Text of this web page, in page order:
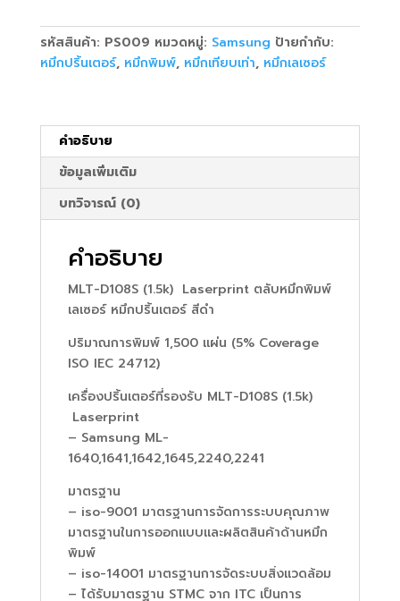
Laserprint
Samsung
รหัสสินค้า: PS009 หมวดหมู่: Samsung ป้ายกำกับ:
หมึกปริ้นเตอร์, หมึกพิมพ์, หมึกเทียบเท่า, หมึกเลเซอร์
คำอธิบาย
ข้อมูลเพิ่มเติม
บทวิจารณ์ (0)
คำอธิบาย
MLT-D108S (1.5k) Laserprint ตลับหมึกพิมพ์
เลเซอร์ หมึกปริ้นเตอร์ สีดำ
ปริมาณการพิมพ์ 1,500 แผ่น (5% Coverage
ISO IEC 24712)
เครื่องปริ้นเตอร์ที่รองรับ MLT-D108S (1.5k)
Laserprint
– Samsung ML-
1640,1641,1642,1645,2240,2241
มาตรฐาน
– iso-9001 มาตรฐานการจัดการระบบคุณภาพ
มาตรฐานในการออกแบบและผลิตสินค้าด้านหมึก
พิมพ์
– iso-14001 มาตรฐานการจัดระบบสิ่งแวดล้อม
– ได้รับมาตรฐาน STMC จาก ITC เป็นการ